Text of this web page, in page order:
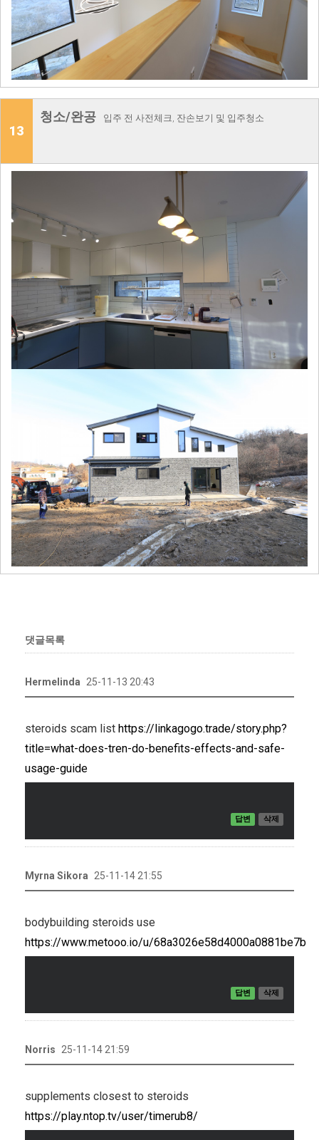
13
청소/완공 입주 전 사전체크, 잔손보기 및 입주청소
댓글목록
Hermelinda 25-11-13 20:43
steroids scam list https://linkagogo.trade/story.php?
title=what-does-tren-do-benefits-effects-and-safe-
usage-guide
답변 삭제
Myrna Sikora 25-11-14 21:55
bodybuilding steroids use
https://www.metooo.io/u/68a3026e58d4000a0881be7b
답변 삭제
Norris 25-11-14 21:59
supplements closest to steroids
https://play.ntop.tv/user/timerub8/